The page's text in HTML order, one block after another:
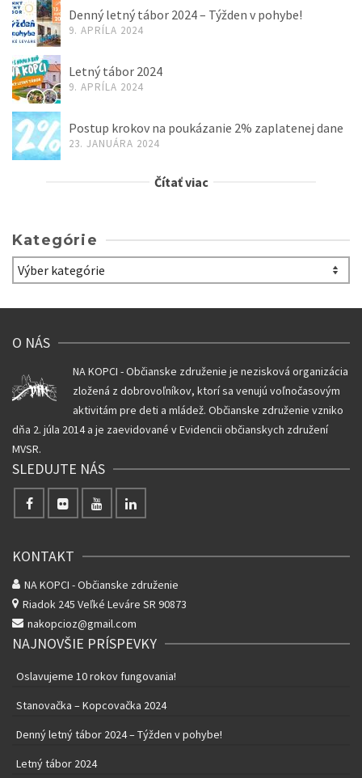
Denný letný tábor 2024 – Týžden v pohybe!
9. APRÍLA 2024
Letný tábor 2024
9. APRÍLA 2024
Postup krokov na poukázanie 2% zaplatenej dane
23. JANUÁRA 2024
Čítať viac
Kategórie
Kategórie
O NÁS
NA KOPCI - Občianske združenie je nezisková organizácia
zložená z dobrovoľníkov, ktorí sa venujú voľnočasovým
aktivitám pre deti a mládež. Občianske združenie vzniko
dňa 2. júla 2014 a je zaevidované v Evidencii občianskych združení
MVSR.
SLEDUJTE NÁS
KONTAKT
NA KOPCI - Občianske združenie
Riadok 245 Veľké Leváre SR 90873
nakopcioz@gmail.com
NAJNOVŠIE PRÍSPEVKY
Oslavujeme 10 rokov fungovania!
Stanovačka – Kopcovačka 2024
Denný letný tábor 2024 – Týžden v pohybe!
Letný tábor 2024